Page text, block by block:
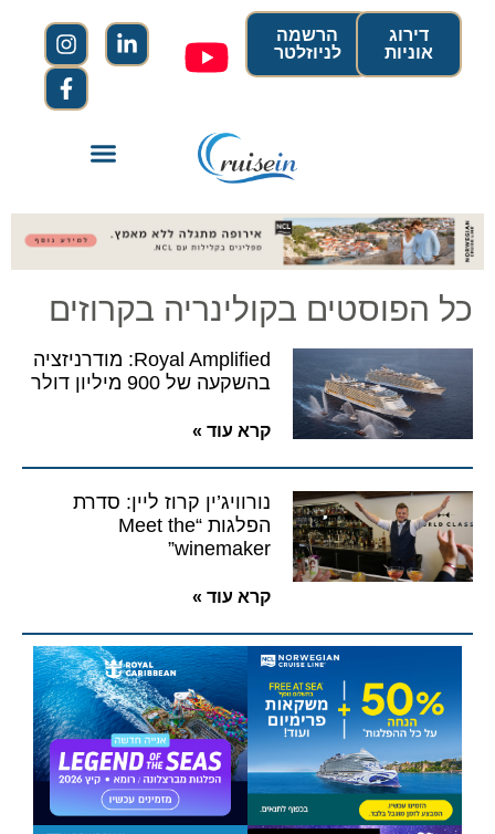
הרשמה
לניוזלטר
דירוג
אוניות
כל הפוסטים בקולינריה בקרוזים
Royal Amplified: מודרניזציה
בהשקעה של 900 מיליון דולר
קרא עוד »
נורוויג’ין קרוז ליין: סדרת
הפלגות “Meet the
winemaker”
קרא עוד »